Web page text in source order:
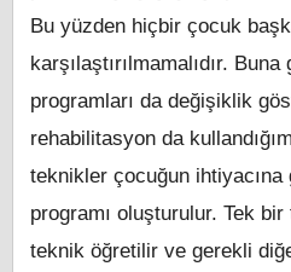
Bu yüzden hiçbir çocuk
karşılaştırılmamalıdır.
programları da değişiklik
rehabilitasyon da
teknikler çocuğun
programı oluşturulur. Tek
teknik öğretilir ve gerekli